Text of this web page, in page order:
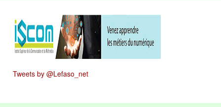
Tweets by @Lefaso_net